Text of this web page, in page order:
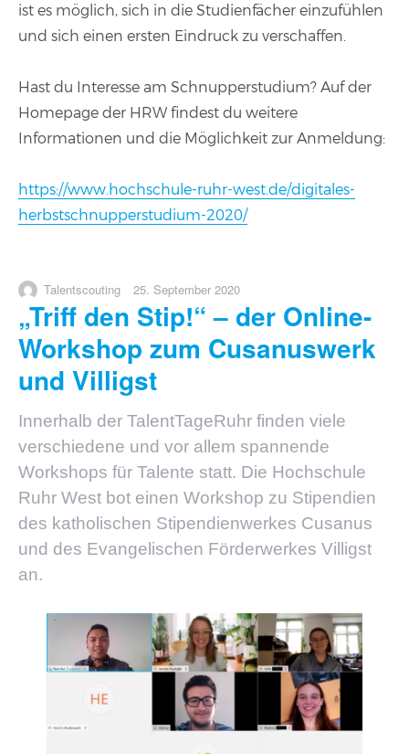
ist es möglich, sich in die Studienfächer einzufühlen
und sich einen ersten Eindruck zu verschaffen.
Hast du Interesse am Schnupperstudium? Auf der
Homepage der HRW findest du weitere
Informationen und die Möglichkeit zur Anmeldung:
https://www.hochschule-ruhr-west.de/digitales-
herbstschnupperstudium-2020/
Autor
Talentscouting
Veröffentlicht
am
25. September 2020
„Triff den Stip!“ – der Online-
Workshop zum Cusanuswerk
und Villigst
Innerhalb der TalentTageRuhr finden viele
verschiedene und vor allem spannende
Workshops für Talente statt. Die Hochschule
Ruhr West bot einen Workshop zu Stipendien
des katholischen Stipendienwerkes Cusanus
und des Evangelischen Förderwerkes Villigst
an.